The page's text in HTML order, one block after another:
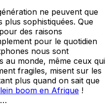
ne peuvent que
plus sophistiquées. Que
des raisons
pour le quotidien
nous sont
au monde, même ceux qui
fragiles, misent sur les
plus quand on sait que
boom en Afrique !